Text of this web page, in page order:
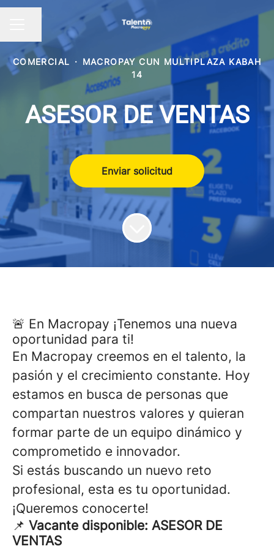
Menú de empleo
Compartir página
COMERCIAL · MACROPAY CUN MULTIPLAZA KABAH
14
ASESOR DE VENTAS
Enviar solicitud
🚨 En Macropay ¡Tenemos una nueva
oportunidad para ti!
En Macropay creemos en el talento, la
pasión y el crecimiento constante. Hoy
estamos en busca de personas que
compartan nuestros valores y quieran
formar parte de un equipo dinámico y
comprometido e innovador.
Si estás buscando un nuevo reto
profesional, esta es tu oportunidad.
¡Queremos conocerte!
📌 Vacante disponible: ASESOR DE
VENTAS